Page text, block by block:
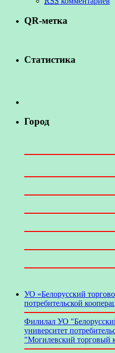
QR-метка
Статистика
Город
УО «Белорусский
потребительской
Филилал УО
университет
"Могилевский торговый